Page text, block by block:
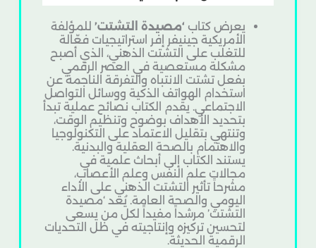
يعرض كتاب ‘مصيدة التشتت’للمؤلفة
الأمريكية جينيفر إفر استراتيجيات فعّالة
للتغلب على التشتت الذهني، الذي أصبح
مشكلة مستعصية في العصر الرقمي
بفعل تشتت الانتباه والتفرقة الناجمة عن
استخدام الهواتف الذكية ووسائل التواصل
الاجتماعي. يقدم الكتاب نصائح عملية تبدأ
بتحديد الأهداف بوضوح وتنظيم الوقت،
وتنتهي بتقليل الاعتماد على التكنولوجيا
والاهتمام بالصحة العقلية والبدنية.
يستند الكتاب إلى أبحاث علمية في
مجالات علم النفس وعلم الأعصاب،
مشرحاً تأثير التشتت الذهني على الأداء
اليومي والصحة العامة. يُعد ‘مصيدة
التشتت’ مرشداً مفيداً لكل من يسعى
لتحسين تركيزه وإنتاجيته في ظل التحديات
الرقمية الحديثة.